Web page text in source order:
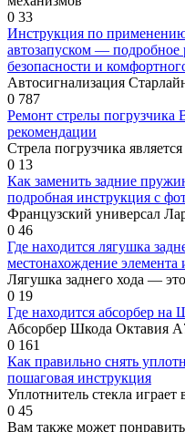
0 33
Инструкция по
автозапуском — подробное
безопасности и
Автосигнализация
0 787
Ремонт стрелы
рекомендации
Стрела погрузчика
0 13
Как заменить задние
подробная инструкция с
Французский универсал
0 46
Где находится лягушка
местонахождение
Лягушка заднего хода —
0 19
Где находится абсорбер
Абсорбер Шкода Октавия
0 161
Как правильно снять
пошаговая инструкция
Уплотнитель стекла
0 45
Вам также может